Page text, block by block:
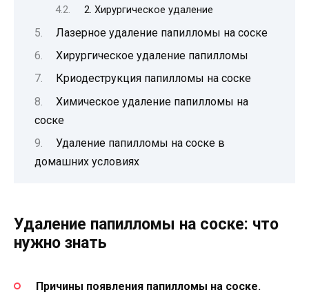
2. Хирургическое удаление
Лазерное удаление папилломы на соске
Хирургическое удаление папилломы
Криодеструкция папилломы на соске
Химическое удаление папилломы на
соске
Удаление папилломы на соске в
домашних условиях
Удаление папилломы на соске: что
нужно знать
Причины появления папилломы на соске.